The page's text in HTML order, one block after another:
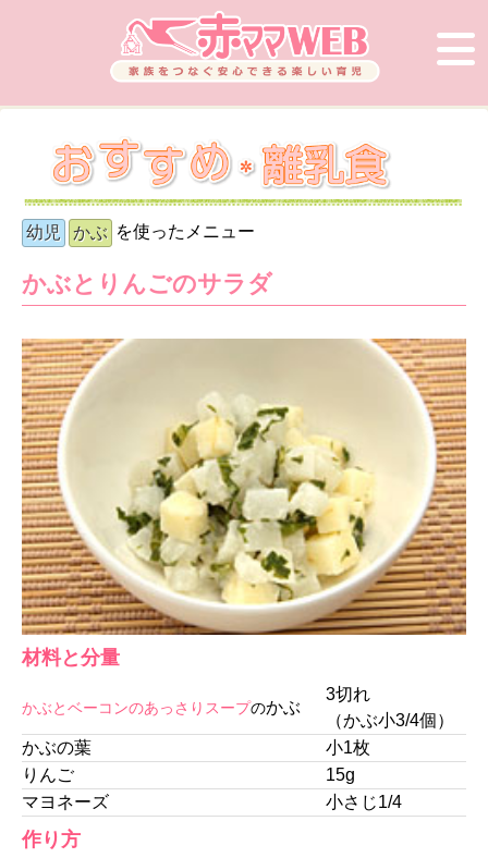
幼児 かぶ を使ったメニュー
かぶとりんごのサラダ
材料と分量
かぶとベーコンのあっさりスープのかぶ
3切れ
（かぶ小3/4個）
かぶの葉
小1枚
りんご
15g
マヨネーズ
小さじ1/4
作り方